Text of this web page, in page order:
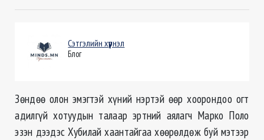
Сэтгэлийн хүүрнэл
Блог
Зөндөө олон эмэгтэй хүний нэртэй өөр хоорондоо огт
адилгүй хотуудын талаар эртний аялагч Марко Поло
эзэн дээдэс Хубилай хаантайгаа хөөрөлдөж буй мэтээр